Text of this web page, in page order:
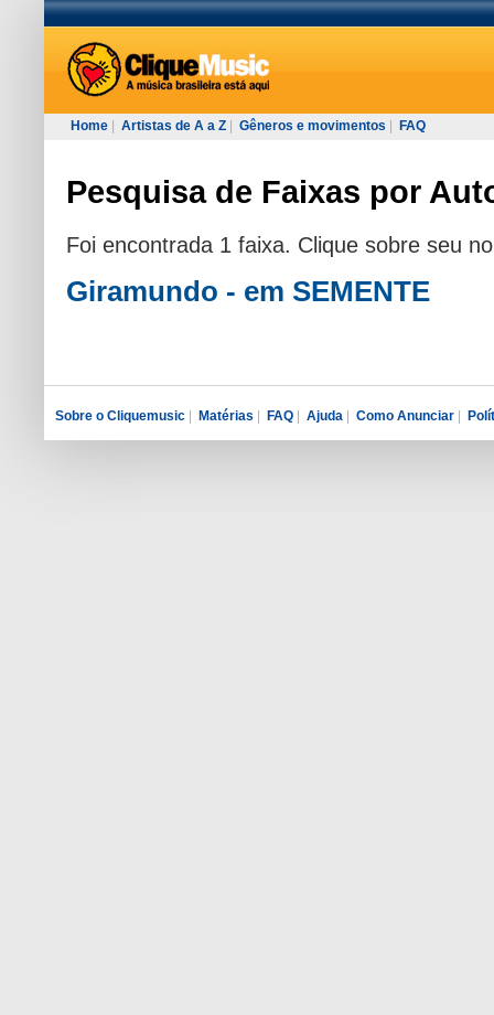
Home Artistas de A a Z Gêneros e movimentos FAQ
Pesquisa de Faixas por
Foi encontrada 1 faixa. Clique sobre seu
Giramundo - em SEMENTE
Sobre o Cliquemusic | Matérias | FAQ | Ajuda | Como Anunciar |